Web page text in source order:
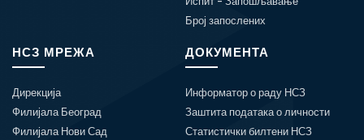
Број запослених
НСЗ МРЕЖА
Дирекција
Филијала Београд
Филијала Нови Сад
ДОКУМЕНТА
Информатор о раду НСЗ
Заштита података о личности
Статистички билтени НСЗ